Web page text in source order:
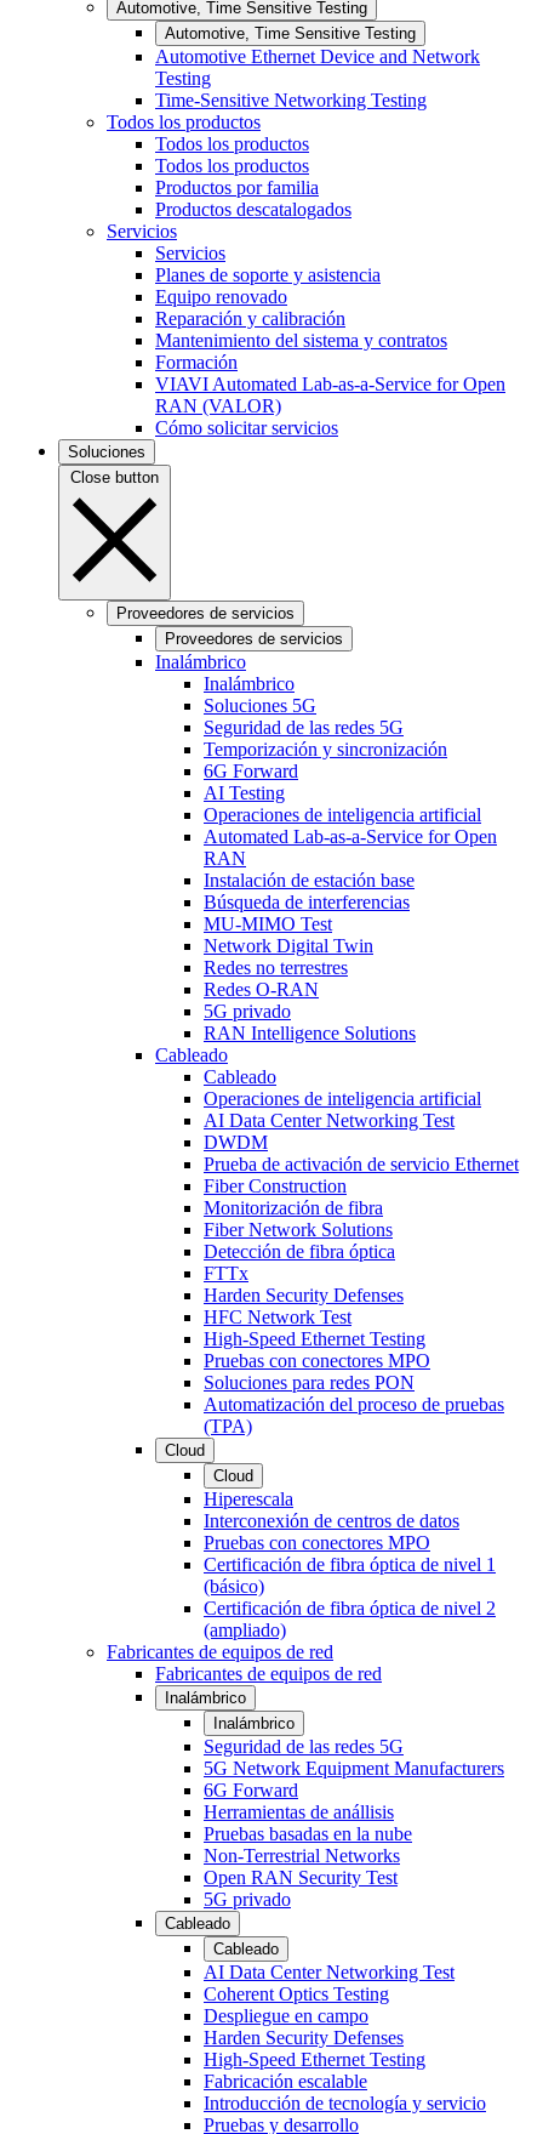
Automotive, Time Sensitive Testing
Automotive, Time Sensitive Testing
Automotive Ethernet Device and Network
Testing
Time-Sensitive Networking Testing
Todos los productos
Todos los productos
Todos los productos
Productos por familia
Productos descatalogados
Servicios
Servicios
Planes de soporte y asistencia
Equipo renovado
Reparación y calibración
Mantenimiento del sistema y contratos
Formación
VIAVI Automated Lab-as-a-Service for Open
RAN (VALOR)
Cómo solicitar servicios
Soluciones
Close button
Proveedores de servicios
Proveedores de servicios
Inalámbrico
Inalámbrico
Soluciones 5G
Seguridad de las redes 5G
Temporización y sincronización
6G Forward
AI Testing
Operaciones de inteligencia artificial
Automated Lab-as-a-Service for Open
RAN
Instalación de estación base
Búsqueda de interferencias
MU-MIMO Test
Network Digital Twin
Redes no terrestres
Redes O-RAN
5G privado
RAN Intelligence Solutions
Cableado
Cableado
Operaciones de inteligencia artificial
AI Data Center Networking Test
DWDM
Prueba de activación de servicio Ethernet
Fiber Construction
Monitorización de fibra
Fiber Network Solutions
Detección de fibra óptica
FTTx
Harden Security Defenses
HFC Network Test
High-Speed Ethernet Testing
Pruebas con conectores MPO
Soluciones para redes PON
Automatización del proceso de pruebas
(TPA)
Cloud
Cloud
Hiperescala
Interconexión de centros de datos
Pruebas con conectores MPO
Certificación de fibra óptica de nivel 1
(básico)
Certificación de fibra óptica de nivel 2
(ampliado)
Fabricantes de equipos de red
Fabricantes de equipos de red
Inalámbrico
Inalámbrico
Seguridad de las redes 5G
5G Network Equipment Manufacturers
6G Forward
Herramientas de anállisis
Pruebas basadas en la nube
Non-Terrestrial Networks
Open RAN Security Test
5G privado
Cableado
Cableado
AI Data Center Networking Test
Coherent Optics Testing
Despliegue en campo
Harden Security Defenses
High-Speed Ethernet Testing
Fabricación escalable
Introducción de tecnología y servicio
Pruebas y desarrollo